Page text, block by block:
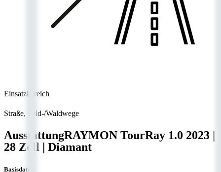
Einsatzbereich
Straße, Feld-/Waldwege
AusstattungRAYMON TourRay 1.0 2023 |
28 Zoll | Diamant
Basisdaten